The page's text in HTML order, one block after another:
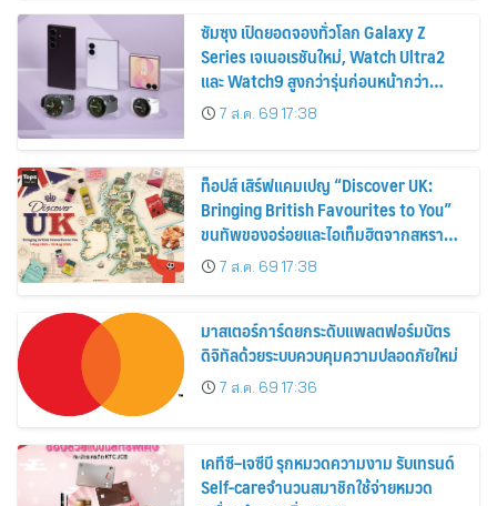
ซัมซุง เปิดยอดจองทั่วโลก Galaxy Z
Series เจเนอเรชันใหม่, Watch Ultra2
และ Watch9 สูงกว่ารุ่นก่อนหน้ากว่า
30%7 ส.ค. 69 17:38
ท็อปส์ เสิร์ฟแคมเปญ “Discover UK:
Bringing British Favourites to You”
ขนทัพของอร่อยและไอเท็มฮิตจากสหราช
อาณาจักร ส่งตรงถึงมือตั้งแต่วันนี้ – 18
สิงหาคมนี้
7 ส.ค. 69 17:38
มาสเตอร์การ์ดยกระดับแพลตฟอร์มบัตร
ดิจิทัลด้วยระบบควบคุมความปลอดภัยใหม่
7 ส.ค. 69 17:36
เคทีซี–เจซีบี รุกหมวดความงาม รับเทรนด์
Self-careจำนวนสมาชิกใช้จ่ายหมวด